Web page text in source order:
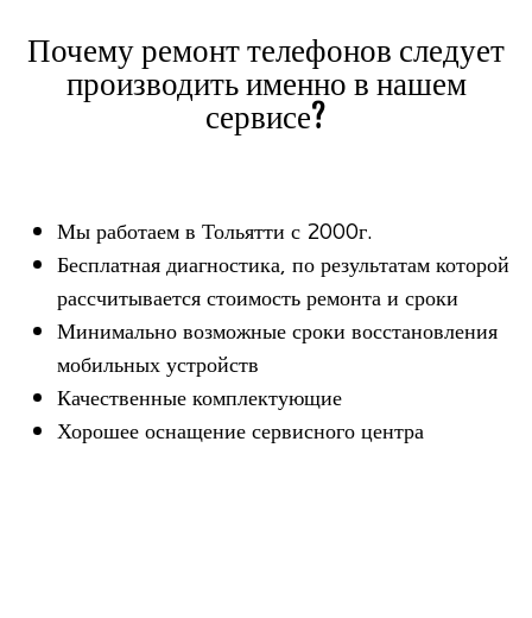
Почему ремонт телефонов следует
производить именно в нашем
сервисе?
Мы рабо­таем в Тольятти с 2000г.
Бес­плат­ная диа­гно­стика, по резуль­та­там кото­рой
рас­счи­ты­ва­ется сто­и­мость ремонта и сроки
Мини­мально воз­мож­ные сроки вос­ста­нов­ле­ния
мобиль­ных устройств
Каче­ствен­ные комплектующие
Хоро­шее осна­ще­ние сер­вис­ного центра